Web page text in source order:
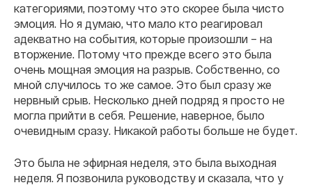
категориями, поэтому что это скорее была чисто
эмоция. Но я думаю, что мало кто реагировал
адекватно на события, которые произошли – на
вторжение. Потому что прежде всего это была
очень мощная эмоция на разрыв. Собственно, со
мной случилось то же самое. Это был сразу же
нервный срыв. Несколько дней подряд я просто не
могла прийти в себя. Решение, наверное, было
очевидным сразу. Никакой работы больше не будет.
Это была не эфирная неделя, это была выходная
неделя. Я позвонила руководству и сказала, что у